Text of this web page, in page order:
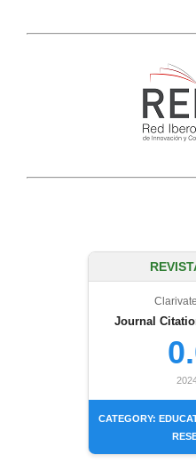
Journal
CATEGORY: